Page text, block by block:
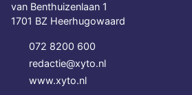
van Benthuizenlaan 1
1701 BZ Heerhugowaard
072 8200 600
redactie@xyto.nl
www.xyto.nl